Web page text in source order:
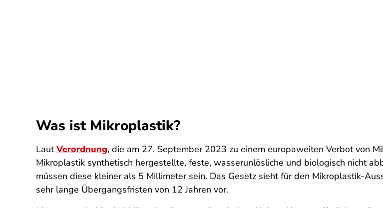
Was ist Mikroplastik?
LautVerordnung, die am 27. September 2023 zu einem europaweiten Verbot von
Mikroplastik synthetisch hergestellte, feste, wasserunlösliche und biologisch nicht
müssen diese kleiner als 5 Millimeter sein. Das Gesetz sieht für den Mikroplastik-
sehr lange Übergangsfristen von 12 Jahren vor.